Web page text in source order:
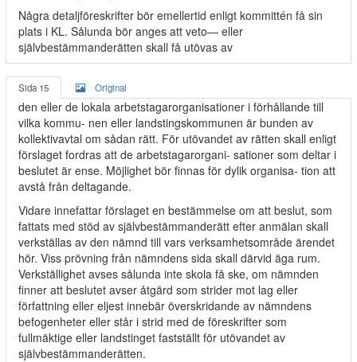
Några detaljföreskrifter bör emellertid enligt kommittén få sin
plats i KL. Sålunda bör anges att veto— eller
självbestämmanderätten skall få utövas av
Sida 15 Original
den eller de lokala arbetstagarorganisationer i förhållande till
vilka kommu- nen eller landstingskommunen är bunden av
kollektivavtal om sådan rätt. För utövandet av rätten skall enligt
förslaget fordras att de arbetstagarorgani- sationer som deltar i
beslutet är ense. Möjlighet bör finnas för dylik organisa- tion att
avstå från deltagande.
Vidare innefattar förslaget en bestämmelse om att beslut, som
fattats med stöd av självbestämmanderätt efter anmälan skall
verkställas av den nämnd till vars verksamhetsområde ärendet
hör. Viss prövning från nämndens sida skall därvid äga rum.
Verkställighet avses sålunda inte skola få ske, om nämnden
finner att beslutet avser åtgärd som strider mot lag eller
författning eller eljest innebär överskridande av nämndens
befogenheter eller står i strid med de föreskrifter som
fullmäktige eller landstinget fastställt för utövandet av
självbestämmanderätten.